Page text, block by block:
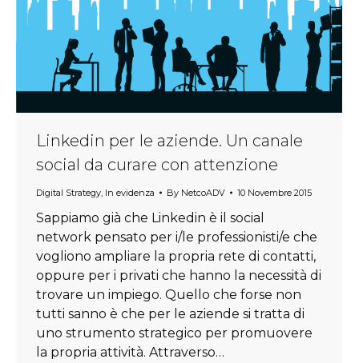
Linkedin per le aziende. Un canale
social da curare con attenzione
Digital Strategy, In evidenza By NetcoADV 10 Novembre 2015
Sappiamo già che Linkedin è il social
network pensato per i/le professionisti/e che
vogliono ampliare la propria rete di contatti,
oppure per i privati che hanno la necessità di
trovare un impiego. Quello che forse non
tutti sanno è che per le aziende si tratta di
uno strumento strategico per promuovere
la propria attività. Attraverso…